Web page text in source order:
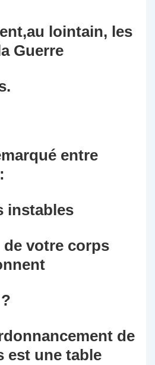
lointain, les
Guerre
entre
instables
de votre corps
de
est une table